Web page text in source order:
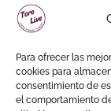
Para ofrecer las
cookies para
consentimiento de
el comportamiento